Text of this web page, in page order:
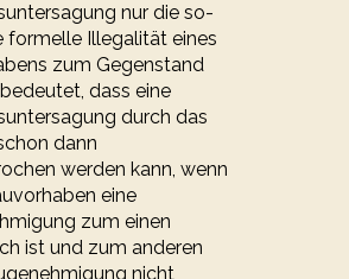
nur die so­
formelle Illegalität eines
zum Gegenstand
dass ei­ne
durch das
dann
werden kann, wenn
eine
zum einen
ist und zum anderen
nicht